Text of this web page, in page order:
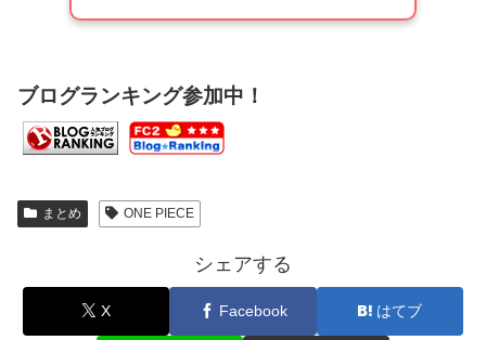
ブログランキング参加中！
まとめ ONE PIECE
シェアする
X Facebook はてブ